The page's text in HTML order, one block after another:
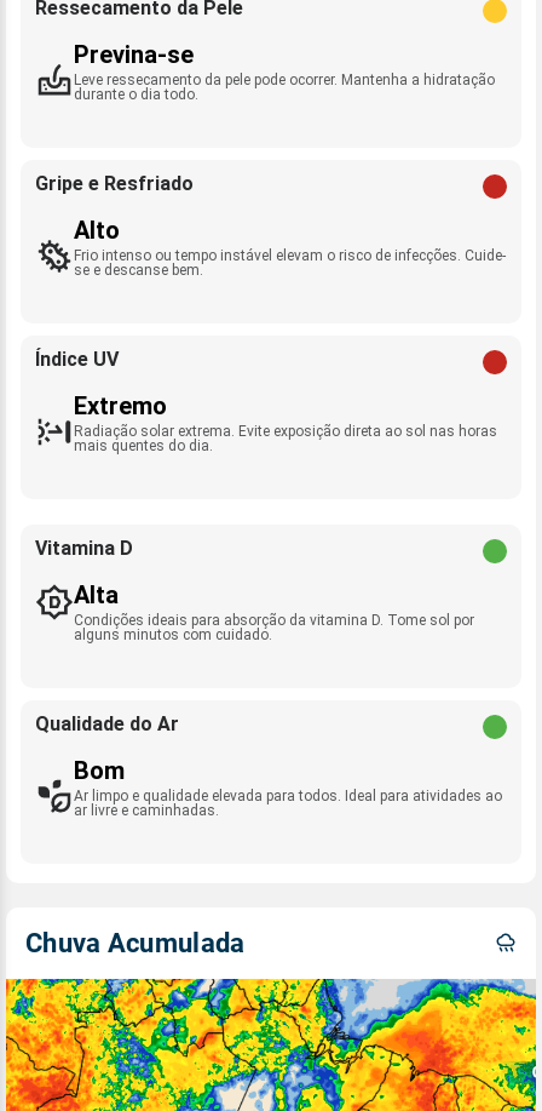
Ressecamento da Pele
Previna-se
Leve ressecamento da pele pode ocorrer. Mantenha a hidratação
durante o dia todo.
Gripe e Resfriado
Alto
Frio intenso ou tempo instável elevam o risco de infecções. Cuide-
se e descanse bem.
Índice UV
Extremo
Radiação solar extrema. Evite exposição direta ao sol nas horas
mais quentes do dia.
Vitamina D
Alta
Condições ideais para absorção da vitamina D. Tome sol por
alguns minutos com cuidado.
Qualidade do Ar
Bom
Ar limpo e qualidade elevada para todos. Ideal para atividades ao
ar livre e caminhadas.
Chuva Acumulada